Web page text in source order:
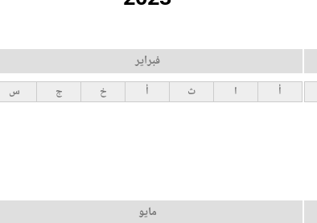
فبراير
أ ا ث أ خ ج س
مايو